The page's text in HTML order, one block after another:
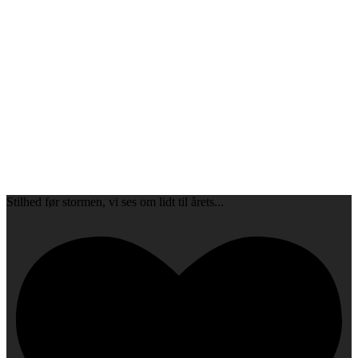
Stilhed før stormen, vi ses om lidt til årets...